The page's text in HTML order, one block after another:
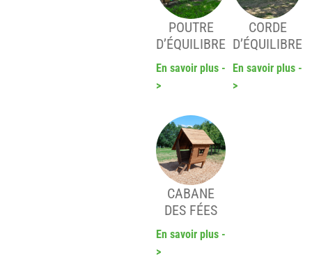
POUTRE
D’ÉQUILIBRE
En savoir plus -
>
CORDE
D’ÉQUILIBRE
En savoir plus -
>
CABANE
DES FÉES
En savoir plus -
>